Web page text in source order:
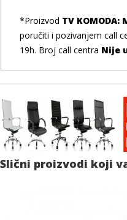
*Proizvod TV KOMODA:
poručiti i pozivanjem call
19h. Broj call centra Nije
Slični proizvodi koji